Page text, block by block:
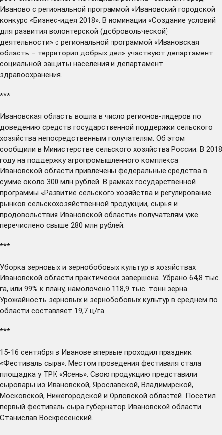
Иваново с региональной программой «Ивановский городской
конкурс «Бизнес-идея 2018». В номинации «Создание условий
для развития волонтерской (добровольческой)
деятельности» с региональной программой «Ивановская
область – территория добрых дел» участвуют департамент
социальной защиты населения и департамент
здравоохранения.
***
Ивановская область вошла в число регионов-лидеров по
доведению средств государственной поддержки сельского
хозяйства непосредственным получателям. Об этом
сообщили в Министерстве сельского хозяйства России. В 2018
году на поддержку агропромышленного комплекса
Ивановской области привлечены федеральные средства в
сумме около 300 млн рублей. В рамках государственной
программы «Развитие сельского хозяйства и регулирование
рынков сельскохозяйственной продукции, сырья и
продовольствия Ивановской области» получателям уже
перечислено свыше 280 млн рублей.
***
Уборка зерновых и зернобобовых культур в хозяйствах
Ивановской области практически завершена. Убрано 64,8 тыс.
га, или 99% к плану, намолочено 118,9 тыс. тонн зерна.
Урожайность зерновых и зернобобовых культур в среднем по
области составляет 19,7 ц/га.
***
15-16 сентября в Иванове впервые проходил праздник
«Фестиваль сыра». Местом проведения фестиваля стала
площадка у ТРК «Ясень». Свою продукцию представили
сыровары из Ивановской, Ярославской, Владимирской,
Московской, Нижегородской и Орловской областей. Посетил
первый фестиваль сыра губернатор Ивановской области
Станислав Воскресенский.